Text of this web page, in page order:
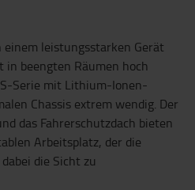
einem leistungsstarken Gerät
in beengten Räumen hoch
Serie mit Lithium-Ionen-
Chassis extrem wendig. Der
das Fahrerschutzdach bieten
Arbeitsplatz, der die
die Sicht zu